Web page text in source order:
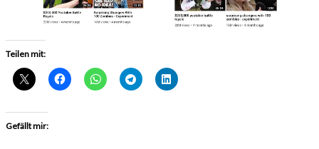
Teilen mit:
Gefällt mir: